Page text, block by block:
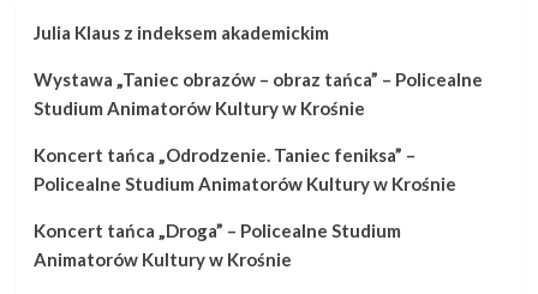
Julia Klaus z indeksem akademickim
Wystawa „Taniec obrazów – obraz tańca” – Policealne
Studium Animatorów Kultury w Krośnie
Koncert tańca „Odrodzenie. Taniec feniksa” –
Policealne Studium Animatorów Kultury w Krośnie
Koncert tańca „Droga” – Policealne Studium
Animatorów Kultury w Krośnie